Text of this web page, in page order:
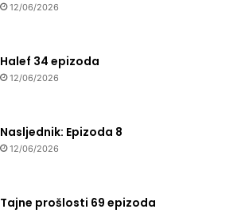
12/06/2026
Halef 34 epizoda
12/06/2026
Nasljednik: Epizoda 8
12/06/2026
Tajne prošlosti 69 epizoda